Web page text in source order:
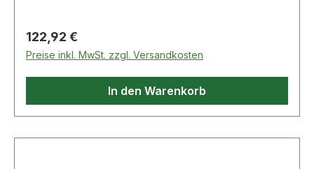
Regulärer Preis:
122,92 €
Preise inkl. MwSt. zzgl. Versandkosten
In den Warenkorb